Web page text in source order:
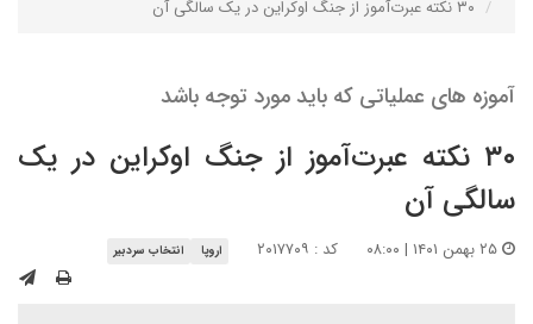
۳۰ نکته عبرت‌آموز از جنگ اوکراین در یک سالگی آن
آموزه های عملیاتی که باید مورد توجه باشد
۳۰ نکته عبرت‌آموز از جنگ اوکراین در یک
سالگی آن
کد : ۲۰۱۷۷۰۹ اروپا انتخاب سردبیر